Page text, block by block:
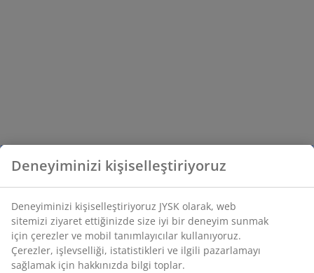
Deneyiminizi kişiselleştiriyoruz
Deneyiminizi kişiselleştiriyoruz JYSK olarak, web
sitemizi ziyaret ettiğinizde size iyi bir deneyim sunmak
için çerezler ve mobil tanımlayıcılar kullanıyoruz.
Çerezler, işlevselliği, istatistikleri ve ilgili pazarlamayı
sağlamak için hakkınızda bilgi toplar.